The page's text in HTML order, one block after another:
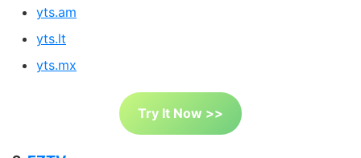
yts.am
yts.lt
yts.mx
Try It Now >>